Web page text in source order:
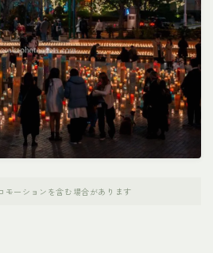
モーションを含む場合があります